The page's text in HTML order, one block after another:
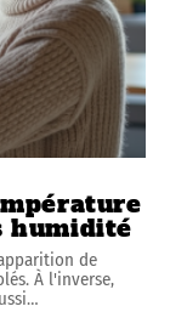
humidité
de
À l'inverse,
…